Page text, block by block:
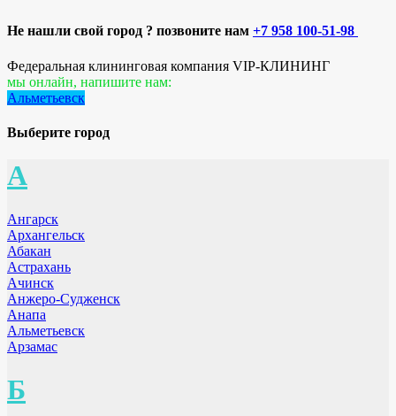
Не нашли свой город ? позвоните нам +7 958 100-51-98
Федеральная клининговая компания VIP-КЛИНИНГ
мы онлайн, напишите нам:
Альметьевск
Выберите город
А
Ангарск
Архангельск
Абакан
Астрахань
Ачинск
Анжеро-Судженск
Анапа
Альметьевск
Арзамас
Б